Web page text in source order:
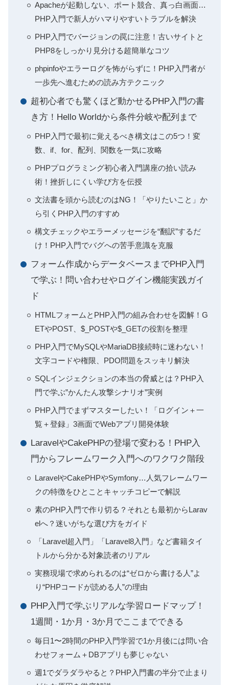
Apacheが起動しない、ポート競合、真っ白画面…
PHP入門で新人がハマりやすいトラブルを解決
PHP入門でバージョンの罠に注意！古いサイトと
PHP8をしっかり見分ける超簡単なコツ
phpinfoやエラーログを怖がらずに！PHP入門者が
一歩先へ進むための読み方テクニック
超初心者でも驚くほど動かせるPHP入門の書
き方！Hello Worldから条件分岐や配列まで
PHP入門で最初に覚えるべき構文はこの5つ！変
数、if、for、配列、関数を一気に攻略
PHPプログラミング初心者入門講座の拾い読み
術！挫折しにくい学び方を伝授
文法書を頭から読むのはNG！「やりたいこと」か
ら引くPHP入門のすすめ
構文チェックやエラーメッセージを“翻訳”するだ
け！PHP入門でバグへの苦手意識を克服
フォーム作成からデータベースまでPHP入門
で学ぶ！問い合わせやログイン機能実践ガイ
ド
HTMLフォームとPHP入門の組み合わせを図解！G
ETやPOST、$_POSTや$_GETの役割を整理
PHP入門でMySQLやMariaDB接続時に迷わない！
文字コードや権限、PDO問題をスッキリ解決
SQLインジェクションの本当の脅威とは？PHP入
門で学ぶ”かんたん攻撃シナリオ”実例
PHP入門でまずマスターしたい！「ログイン＋一
覧＋登録」3画面でWebアプリ開発体験
LaravelやCakePHPの登場で変わる！PHP入
門からフレームワーク入門へのワクワク階段
LaravelやCakePHPやSymfony…人気フレームワー
クの特徴をひとことキャッチコピーで解説
素のPHP入門で作り切る？それとも最初からLarav
elへ？迷いがちな選び方をガイド
「Laravel超入門」「Laravel8入門」など書籍タイ
トルから分かる対象読者のリアル
実務現場で求められるのは“ゼロから書ける人”よ
り“PHPコードが読める人”の理由
PHP入門で学ぶリアルな学習ロードマップ！
1週間・1か月・3か月でここまでできる
毎日1〜2時間のPHP入門学習で1か月後には問い合
わせフォーム＋DBアプリも夢じゃない
週1でダラダラやると？PHP入門書の半分で止まり